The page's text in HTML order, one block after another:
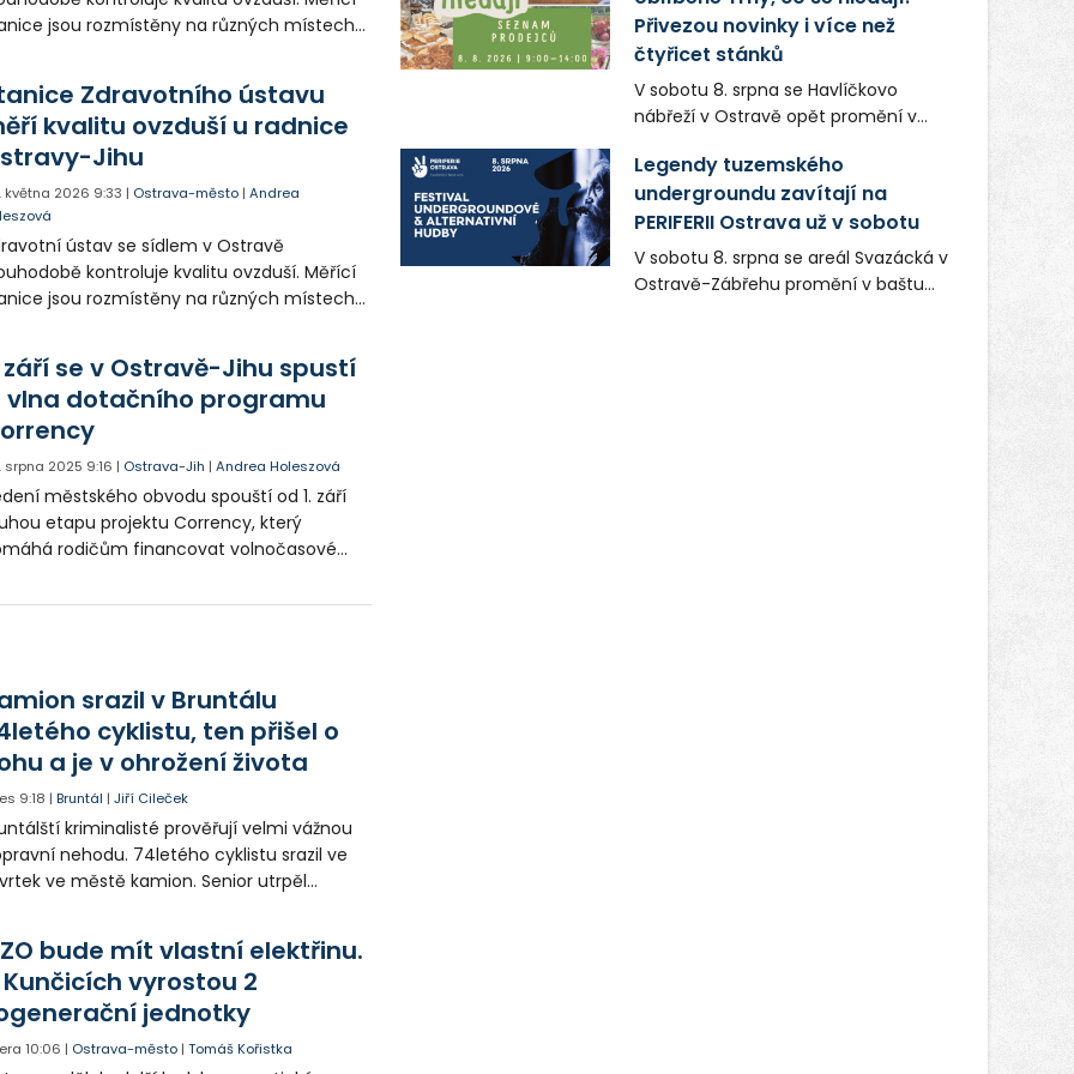
jsou rozmístěny na různých místech
kde už splnila svůj účel při
dopadů prodloužené Rudné.
Zdravotního ústavu
kvalitu ovzduší u radnice
Jihu
května 2026 9:33 | Ostrava-město |Andrea
ústav se sídlem v Ostravě
kontroluje kvalitu ovzduší. Měřící
jsou rozmístěny na různých místech
kde už splnila svůj účel při
dopadů prodloužené Rudné.
září se v Ostravě-Jihu spustí
vlna dotačního programu
srpna 2025 9:16 | Ostrava-Jih |Andrea Holeszová
městského obvodu spouští od 1. září
etapu projektu Corrency, který
rodičům financovat volnočasové
4 tisíce dětí a radnice na jejich aktivity
srazil v Bruntálu
cyklistu, ten přišel o
a je v ohrožení života
9:18 |Bruntál |Jiří Cileček
kriminalisté prověřují velmi vážnou
nehodu. 74letého cyklistu srazil ve
ve městě kamion. Senior utrpěl
případné svědky.
bude mít vlastní elektřinu.
Kunčicích vyrostou 2
jednotky
10:06 | Ostrava-město |Tomáš Kořistka
Přivezou novinky i více než
čtyřicet stánků
V sobotu 8. srpna se Havlíčkovo
nábřeží v Ostravě opět promění v
lokálních výrobků. Trhy, co se hledají
tentokrát nabídnou více než čtyřicet
pečlivě vybraných stánků s kvalitní
gastronomií, farmářskými produkty,
designem i řemeslnou tvorbou.
Návštěvníci se mohou těšit nejen na
Legendy tuzemského
undergroundu zavítají na
PERIFERII Ostrava už v sobotu
V sobotu 8. srpna se areál Svazácká v
Ostravě-Zábřehu promění v baštu